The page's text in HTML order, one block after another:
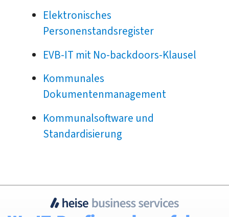
Elektronisches
Personenstandsregister
EVB-IT mit No-backdoors-Klausel
Kommunales
Dokumentenmanagement
Kommunalsoftware und
Standardisierung